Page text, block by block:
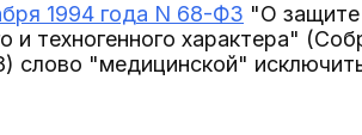
1994 года N 68-ФЗ "О защите
и техногенного характера"
слово "медицинской"